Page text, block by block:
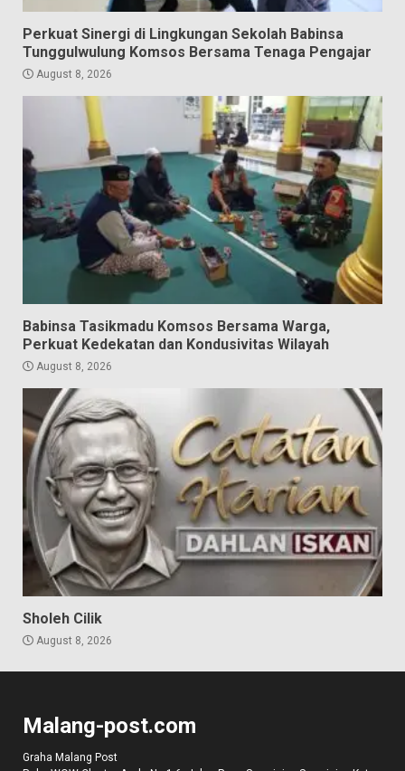
Perkuat Sinergi di Lingkungan Sekolah Babinsa
Tunggulwulung Komsos Bersama Tenaga Pengajar
August 8, 2026
Babinsa Tasikmadu Komsos Bersama Warga,
Perkuat Kedekatan dan Kondusivitas Wilayah
August 8, 2026
Sholeh Cilik
August 8, 2026
Malang-post.com
Graha Malang Post